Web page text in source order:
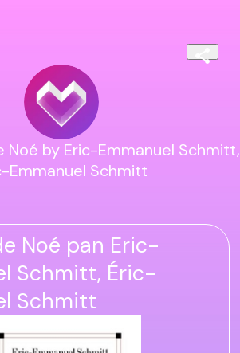
Noé by Eric-Emmanuel Schmitt,
Emmanuel Schmitt
Noé pan Eric-
Schmitt, Éric-
Schmitt